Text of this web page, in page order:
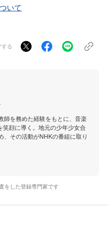
いて
する
師を務めた経験をもとに、音楽
笑顔に導く。地元の少年少女合
、その活動がNHKの番組に取り
をした登録専門家です